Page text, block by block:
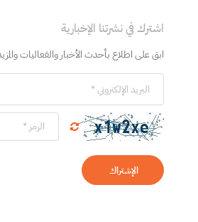
اشترك في نشرتنا الإخبارية
ابق على اطلاع بأحدث الأخبار والفعاليات
الإشتراك